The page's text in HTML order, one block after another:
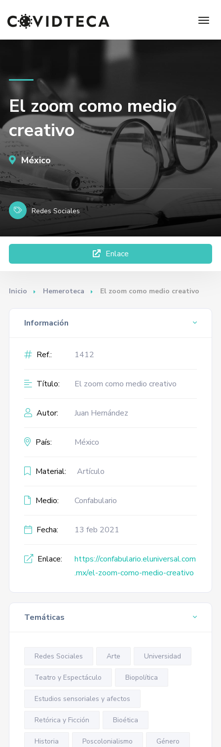
El zoom como medio
creativo
México
Redes Sociales
Enlace
Inicio Hemeroteca El zoom como medio creativo
Información
Ref.: 1412
Título: El zoom como medio creativo
Autor: Juan Hernández
País: México
Material: Artículo
Medio: Confabulario
Fecha: 13 feb 2021
Enlace:
https://confabulario.eluniversal.com
.mx/el-zoom-como-medio-creativo
Temáticas
Redes Sociales Arte Universidad
Teatro y Espectáculo Biopolítica
Estudios sensoriales y afectos
Retórica y Ficción Bioética
Historia Poscolonialismo Género